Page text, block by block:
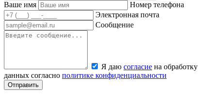
Ваше имя
Номер телефона
Электронная почта
Сообщение
Я даю согласие на обработку
данных согласно политике конфиденциальности